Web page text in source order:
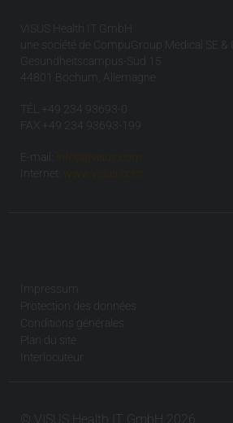
VISUS Health IT GmbH
une société de CompuGroup Medical SE &
Gesundheitscampus-Süd 15
44801 Bochum, Allemagne
TÉL +49 234 93693-0
FAX +49 234 93693-199
E-mail:
info(at)visus.com
Internet:
www.visus.com
Impressum
Protection des données
Conditions générales
Plan du site
Interlocuteur
© VISUS Health IT GmbH 2026